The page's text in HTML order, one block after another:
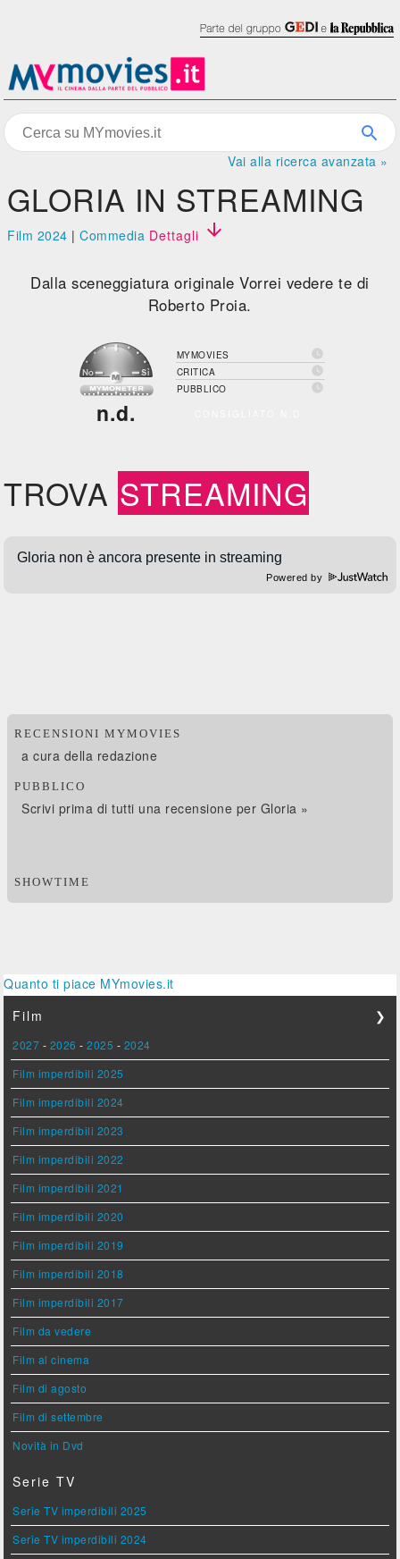
Vai alla ricerca avanzata »
GLORIA IN STREAMING
Film 2024 |Commedia Dettagli 
Dalla sceneggiatura originale Vorrei vedere te di
Roberto Proia.
n.d.
MYMOVIES 
CRITICA 
PUBBLICO 
TROVA STREAMING
Powered by
RECENSIONI MYMOVIES
a cura della redazione
PUBBLICO
Scrivi prima di tutti una recensione per Gloria »
SHOWTIME
Quanto ti piace MYmovies.it
Film
❯
2027 - 2026 -2025 - 2024
Film imperdibili 2025
Film imperdibili 2024
Film imperdibili 2023
Film imperdibili 2022
Film imperdibili 2021
Film imperdibili 2020
Film imperdibili 2019
Film imperdibili 2018
Film imperdibili 2017
Film da vedere
Film al cinema
Film di agosto
Film di settembre
Novità in Dvd
Serie TV
Serie TV imperdibili 2025
Serie TV imperdibili 2024